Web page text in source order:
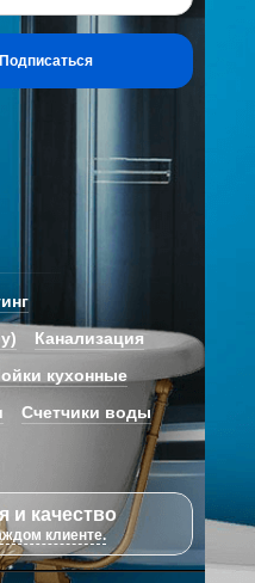
Подписаться
Канализация
кухонные
Счетчики воды
и качество
клиенте.